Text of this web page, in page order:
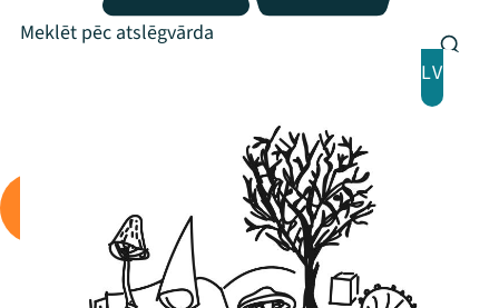
Mana programma
Festivāls
LV